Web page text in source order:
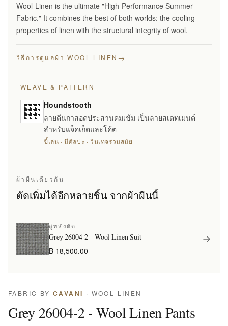
Wool-Linen is the ultimate "High-Performance Summer
Fabric." It combines the best of both worlds: the cooling
properties of linen with the structural integrity of wool.
วิธีการดูแลผ้า WOOL LINEN →
WEAVE & PATTERN
Houndstooth
ลายตีนกาสอดประสานคมเข้ม เป็นลายสเตทเมนต์
สำหรับแจ็คเก็ตและโค้ต
ขี้เล่น · มีศิลปะ · วินเทจร่วมสมัย
ผ้าผืนเดียวกัน
ตัดเพิ่มได้อีกหลายชิ้น จากผ้าผืนนี้
สูทสั่งตัด
Grey 26004-2 - Wool Linen Suit
฿ 18,500.00
FABRIC BY CAVANI · WOOL LINEN
Grey 26004-2 - Wool Linen Pants